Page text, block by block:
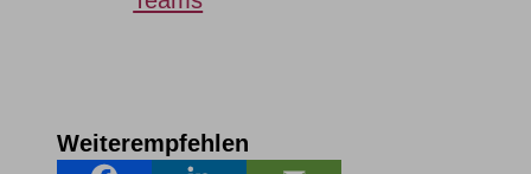
Weiterempfehlen